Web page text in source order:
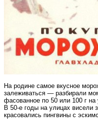
На родине самое вкусное
залеживаться — разбирали
фасованное по 50 или 100 г
В 50-е годы на улицах висели
красовались пингвины с